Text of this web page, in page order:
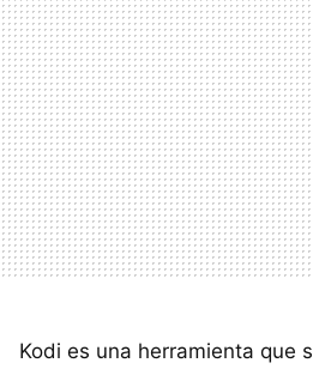
Kodi es una herramienta que